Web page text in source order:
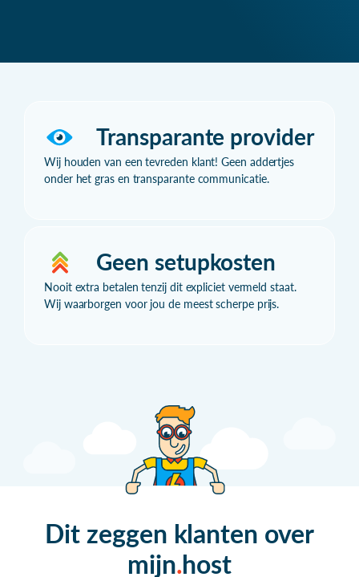
Transparante provider
Wij houden van een tevreden klant! Geen addertjes
onder het gras en transparante communicatie.
Geen setupkosten
Nooit extra betalen tenzij dit expliciet vermeld staat.
Wij waarborgen voor jou de meest scherpe prijs.
Dit zeggen klanten over
mijn host